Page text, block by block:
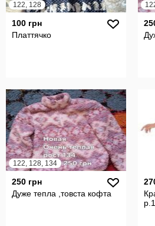
122, 128
100 грн
Платтячко
122, 128, 134
250 грн
Дуже тепла ,товста кофта